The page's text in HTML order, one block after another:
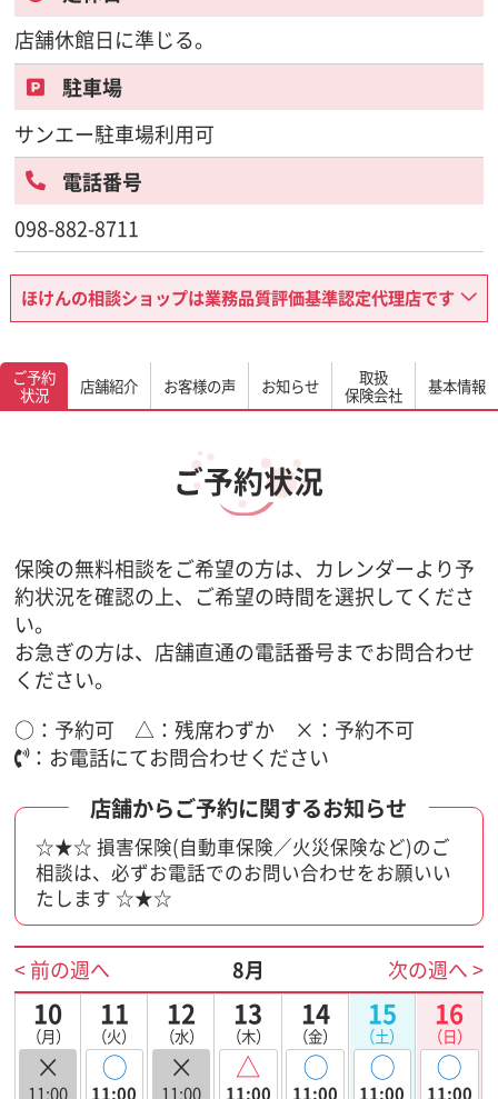
店舗休館日に準じる。
駐車場
サンエー駐車場利用可
電話番号
098-882-8711
ほけんの相談ショップは業務品質評価基準認定代理店です
ご予約
状況
店舗紹介 お客様の声 お知らせ
取扱
保険会社
基本情報
ご予約状況
保険の無料相談をご希望の方は、カレンダーより予
約状況を確認の上、ご希望の時間を選択してくださ
い。
お急ぎの方は、店舗直通の電話番号までお問合わせ
ください。
○：予約可 △：残席わずか ×：予約不可
：お電話にてお問合わせください
☆★☆ 損害保険(自動車保険／火災保険など)のご
相談は、必ずお電話でのお問い合わせをお願いい
たします ☆★☆
< 前の週へ 8月 次の週へ >
10
（月）
×
11:00
11
（火）
◯
11:00
12
（水）
×
11:00
13
（木）
△
11:00
14
（金）
◯
11:00
15
（土）
◯
11:00
16
（日）
◯
11:00